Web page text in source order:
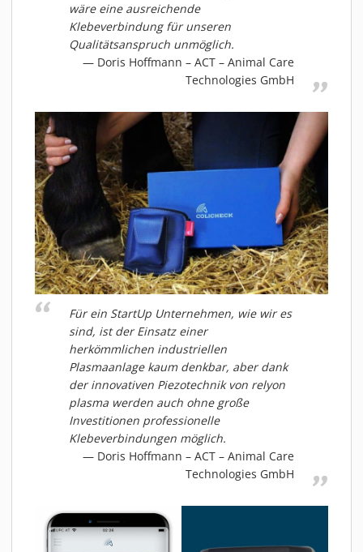
ÜBER UNS
VISION, MISSION, WERTE
NACHHALTIGKEIT
KARRIERE
KONTAKT
ONLINE SHOP
wäre eine ausreichende
Klebeverbindung für unseren
Qualitätsanspruch unmöglich.
Doris Hoffmann – ACT – Animal Care
Technologies GmbH
Für ein StartUp Unternehmen, wie wir es
sind, ist der Einsatz einer
herkömmlichen industriellen
Plasmaanlage kaum denkbar, aber dank
der innovativen Piezotechnik von relyon
plasma werden auch ohne große
Investitionen professionelle
Klebeverbindungen möglich.
Doris Hoffmann – ACT – Animal Care
Technologies GmbH